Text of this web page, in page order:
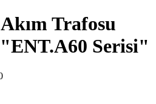
Trafosu
Serisi"